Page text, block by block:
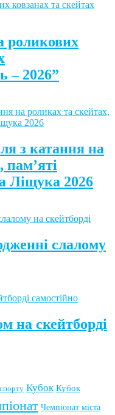
роликових
– 2026”
з катання на
пам’яті
Ліщука 2026
слалому
на скейтборді
Кубок Кубок
Чемпіонат міста